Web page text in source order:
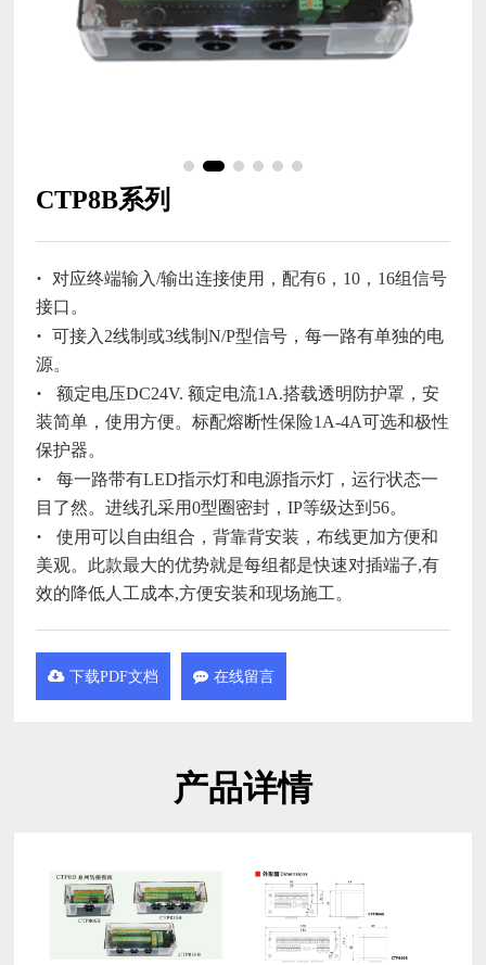
CTP8B系列
对应终端输入/输出连接使用，配有6，10，16组信号
接口。
可接入2线制或3线制N/P型信号，每一路有单独的电
源。
额定电压DC24V. 额定电流1A.搭载透明防护罩，安
装简单，使用方便。标配熔断性保险1A-4A可选和极性
保护器。
每一路带有LED指示灯和电源指示灯，运行状态一
目了然。进线孔采用0型圈密封，IP等级达到56。
使用可以自由组合，背靠背安装，布线更加方便和
美观。此款最大的优势就是每组都是快速对插端子,有
效的降低人工成本,方便安装和现场施工。
下载PDF文档 在线留言
产品详情